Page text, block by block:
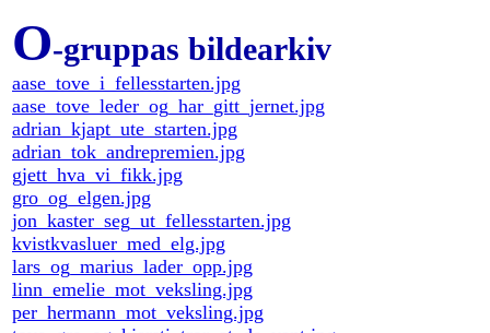
O-gruppas bildearkiv
aase_tove_i_fellesstarten.jpg
aase_tove_leder_og_har_gitt_jernet.jpg
adrian_kjapt_ute_starten.jpg
adrian_tok_andrepremien.jpg
gjett_hva_vi_fikk.jpg
gro_og_elgen.jpg
jon_kaster_seg_ut_fellesstarten.jpg
kvistkvasluer_med_elg.jpg
lars_og_marius_lader_opp.jpg
linn_emelie_mot_veksling.jpg
per_hermann_mot_veksling.jpg